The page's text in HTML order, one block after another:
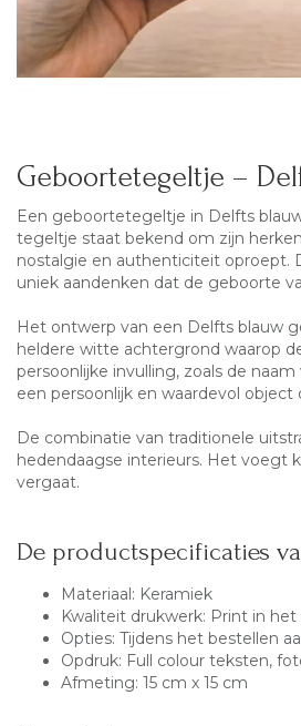
Geboortetegeltje –
Een geboortetegeltje in Delfts
tegeltje staat bekend om zijn
nostalgie en authenticiteit oproept.
uniek aandenken dat de geboorte
Het ontwerp van een Delfts blauw
heldere witte achtergrond waarop
persoonlijke invulling, zoals de
een persoonlijk en waardevol
De combinatie van traditionele
hedendaagse interieurs. Het voegt
vergaat.
De productspecificaties
Materiaal: Keramiek
Kwaliteit drukwerk: Print in
Opties: Tijdens het bestellen
Opdruk: Full colour teksten,
Afmeting: 15 cm x 15 cm